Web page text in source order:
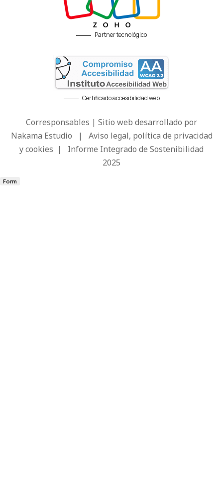
Partner tecnológico
Certificado accesibilidad web
Corresponsables | Sitio web desarrollado por
Nakama Estudio | Aviso legal, política de privacidad
y cookies | Informe Integrado de Sostenibilidad
2025
Form